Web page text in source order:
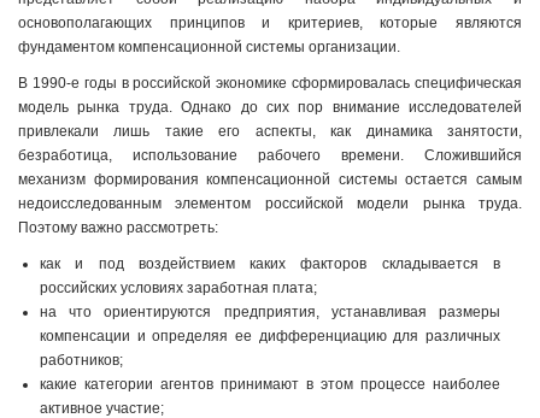
основополагающих принципов и критериев, которые являются
фундаментом компенсационной системы организации.
В 1990-е годы в российской экономике сформировалась специфическая
модель рынка труда. Однако до сих пор внимание исследователей
привлекали лишь такие его аспекты, как динамика занятости,
безработица, использование рабочего времени. Сложившийся
механизм формирования компенсационной системы остается самым
недоисследованным элементом российской модели рынка труда.
Поэтому важно рассмотреть:
как и под воздействием каких факторов складывается в
российских условиях заработная плата;
на что ориентируются предприятия, устанавливая размеры
компенсации и определяя ее дифференциацию для различных
работников;
какие категории агентов принимают в этом процессе наиболее
активное участие;